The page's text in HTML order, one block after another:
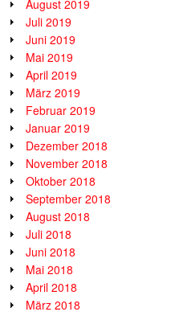
August 2019
Juli 2019
Juni 2019
Mai 2019
April 2019
März 2019
Februar 2019
Januar 2019
Dezember 2018
November 2018
Oktober 2018
September 2018
August 2018
Juli 2018
Juni 2018
Mai 2018
April 2018
März 2018